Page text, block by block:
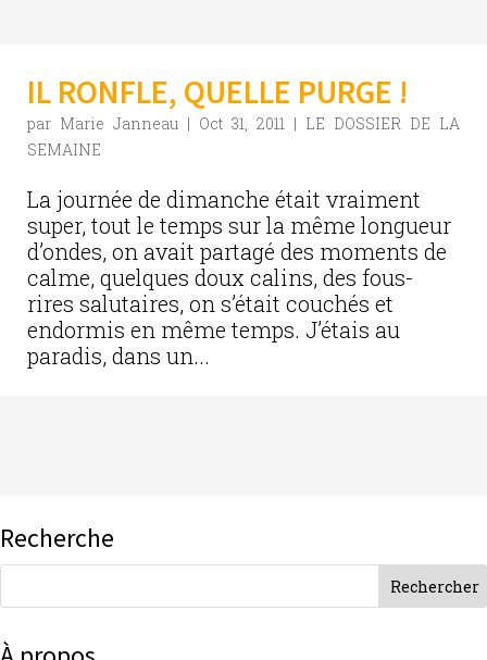
IL RONFLE, QUELLE PURGE !
par Marie Janneau | Oct 31, 2011 | LE DOSSIER DE LA
SEMAINE
La journée de dimanche était vraiment
super, tout le temps sur la même longueur
d’ondes, on avait partagé des moments de
calme, quelques doux calins, des fous-
rires salutaires, on s’était couchés et
endormis en même temps. J’étais au
paradis, dans un...
Recherche